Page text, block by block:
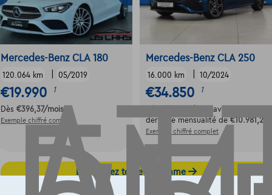
Mercedes-Benz CLA 180
120.064 km 05/2019
€19.990 1
Dès €396,37/mois
Exemple chiffré complet
Mercedes-Benz CLA 250
16.000 km 10/2024
€34.850 1
avec une
dernière mensualité de€10.981,22
Exemple chiffré complet
Découvrez toute la gamme